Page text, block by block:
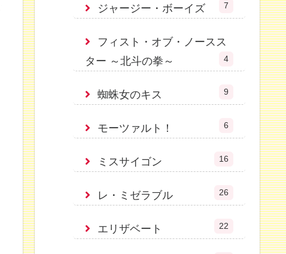
ジャージー・ボーイズ 7
フィスト・オブ・ノースス
ター ～北斗の拳～
4
蜘蛛女のキス 9
モーツァルト！ 6
ミスサイゴン 16
レ・ミゼラブル 26
エリザベート 22